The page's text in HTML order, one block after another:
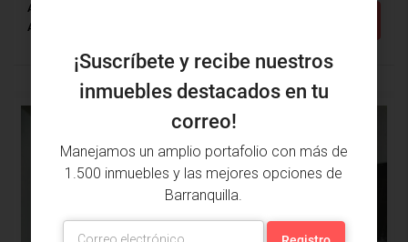
Alcobas: 3
Apartamento
¡Suscríbete y recibe nuestros
inmuebles destacados en tu
correo!
Manejamos un amplio portafolio con más de
1.500 inmuebles y las mejores opciones de
Barranquilla.